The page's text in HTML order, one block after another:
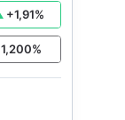
+1,91%
1,200%